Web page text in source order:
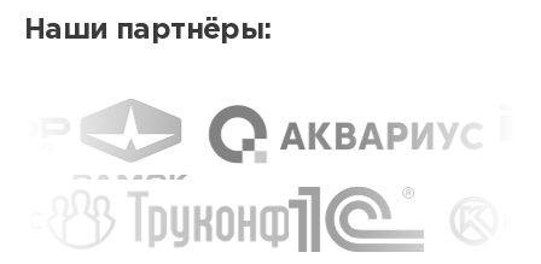
Наши партнёры: